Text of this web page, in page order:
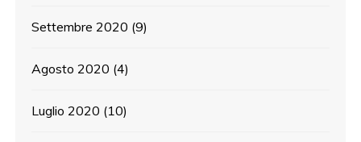
Settembre 2020 (9)
Agosto 2020 (4)
Luglio 2020 (10)